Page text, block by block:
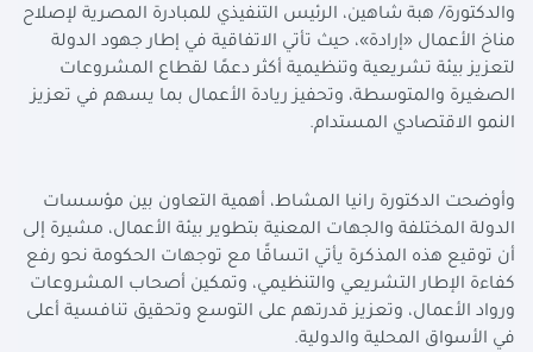
والدكتورة/ هبة شاهين، الرئيس التنفيذي للمبادرة المصرية لإصلاح
مناخ الأعمال «إرادة»، حيث تأتي الاتفاقية في إطار جهود الدولة
لتعزيز بيئة تشريعية وتنظيمية أكثر دعمًا لقطاع المشروعات
الصغيرة والمتوسطة، وتحفيز ريادة الأعمال بما يسهم في تعزيز
النمو الاقتصادي المستدام.
وأوضحت الدكتورة رانيا المشاط، أهمية التعاون بين مؤسسات
الدولة المختلفة والجهات المعنية بتطوير بيئة الأعمال، مشيرة إلى
أن توقيع هذه المذكرة يأتي اتساقًا مع توجهات الحكومة نحو رفع
كفاءة الإطار التشريعي والتنظيمي، وتمكين أصحاب المشروعات
ورواد الأعمال، وتعزيز قدرتهم على التوسع وتحقيق تنافسية أعلى
في الأسواق المحلية والدولية.